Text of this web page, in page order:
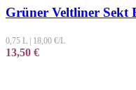
Grüner Veltliner Sekt
0,75 L | 18,00 €/L
13,50 €